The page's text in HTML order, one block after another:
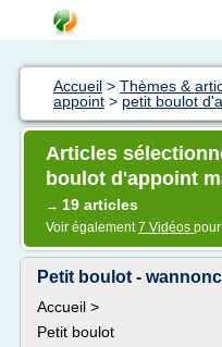
Accueil > Thèmes &
appoint > petit boulot
Articles
boulot d'appoint
→ 19 articles
Voir également7 Vidéos
Petit boulot -
Accueil >
Petit boulot